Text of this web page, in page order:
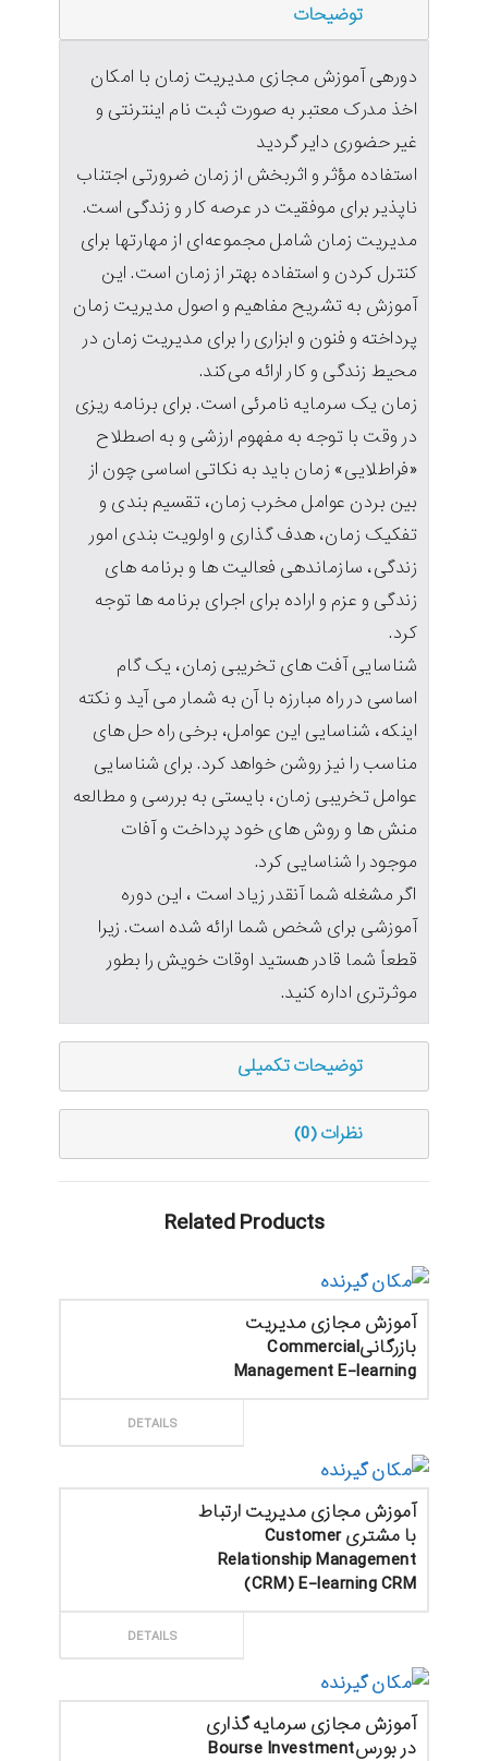
توضیحات
دورهی آموزش مجازی مدیریت زمان با امکان
اخذ مدرک معتبر به صورت ثبت نام اینترنتی و
غیر حضوری دایر گردید
استفاده مؤثر و اثربخش از زمان ضرورتی اجتناب
ناپذیر برای موفقیت در عرصه کار و زندگی است.
مدیریت زمان شامل مجموعه‌ای از مهارتها برای
کنترل کردن و استفاده بهتر از زمان است. این
آموزش به تشریح مفاهیم و اصول مدیریت زمان
پرداخته و فنون و ابزاری را برای مدیریت زمان در
محیط زندگی و کار ارائه می‌کند.
زمان یک سرمایه نامرئی است. برای برنامه ریزی
در وقت با توجه به مفهوم ارزشی و به اصطلاح
«فراطلایی» زمان باید به نکاتی اساسی چون از
بین بردن عوامل مخرب زمان، تقسیم بندی و
تفکیک زمان، هدف گذاری و اولویت بندی امور
زندگی، سازماندهی فعالیت ها و برنامه های
زندگی و عزم و اراده برای اجرای برنامه ها توجه
کرد.
شناسایی آفت های تخریبی زمان، یک گام
اساسی در راه مبارزه با آن به شمار می آید و نکته
اینکه، شناسایی این عوامل، برخی راه حل های
مناسب را نیز روشن خواهد کرد. برای شناسایی
عوامل تخریبی زمان، بایستی به بررسی و مطالعه
منش ها و روش های خود پرداخت و آفات
موجود را شناسایی کرد.
اگر مشغله شما آنقدر زیاد است ، این دوره
آموزشی برای شخص شما ارائه شده است. زیرا
قطعاً شما قادر هستید اوقات خویش را بطور
موثرتری اداره کنید.
توضیحات تکمیلی
نظرات (0)
Related Products
آموزش مجازی مدیریت
بازرگانیCommercial
Management E-learning
DETAILS
آموزش مجازی مدیریت ارتباط
با مشتری Customer
Relationship Management
(CRM) E-learning CRM
DETAILS
آموزش مجازی سرمایه گذاری
در بورسBourse Investment